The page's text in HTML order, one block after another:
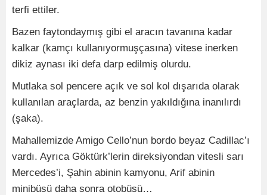
terfi ettiler.
Bazen faytondaymış gibi el aracın tavanına kadar
kalkar (kamçı kullanıyormuşçasına) vitese inerken
dikiz aynası iki defa darp edilmiş olurdu.
Mutlaka sol pencere açık ve sol kol dışarıda olarak
kullanılan araçlarda, az benzin yakıldığına inanılırdı
(şaka).
Mahallemizde Amigo Cello’nun bordo beyaz Cadillac’ı
vardı. Ayrıca Göktürk’lerin direksiyondan vitesli sarı
Mercedes’i, Şahin abinin kamyonu, Arif abinin
minibüsü daha sonra otobüsü…